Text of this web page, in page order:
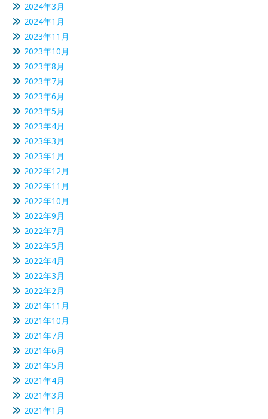
2024年3月
2024年1月
2023年11月
2023年10月
2023年8月
2023年7月
2023年6月
2023年5月
2023年4月
2023年3月
2023年1月
2022年12月
2022年11月
2022年10月
2022年9月
2022年7月
2022年5月
2022年4月
2022年3月
2022年2月
2021年11月
2021年10月
2021年7月
2021年6月
2021年5月
2021年4月
2021年3月
2021年1月